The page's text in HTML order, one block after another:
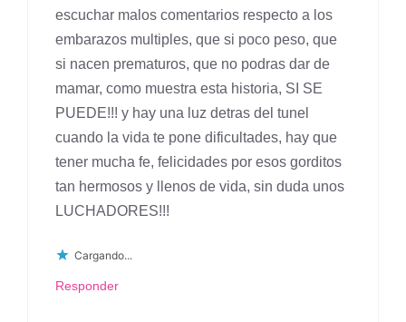
escuchar malos comentarios respecto a los
embarazos multiples, que si poco peso, que
si nacen prematuros, que no podras dar de
mamar, como muestra esta historia, SI SE
PUEDE!!! y hay una luz detras del tunel
cuando la vida te pone dificultades, hay que
tener mucha fe, felicidades por esos gorditos
tan hermosos y llenos de vida, sin duda unos
LUCHADORES!!!
Cargando...
Responder